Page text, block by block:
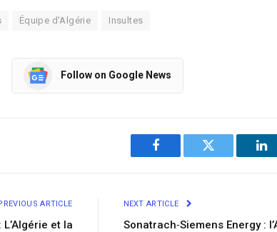
Équipe d'Algérie Insultes
Follow on Google News
Facebook Twitter
ARTICLE
et la
NEXT ARTICLE
Sonatrach‐Siemens Energy :